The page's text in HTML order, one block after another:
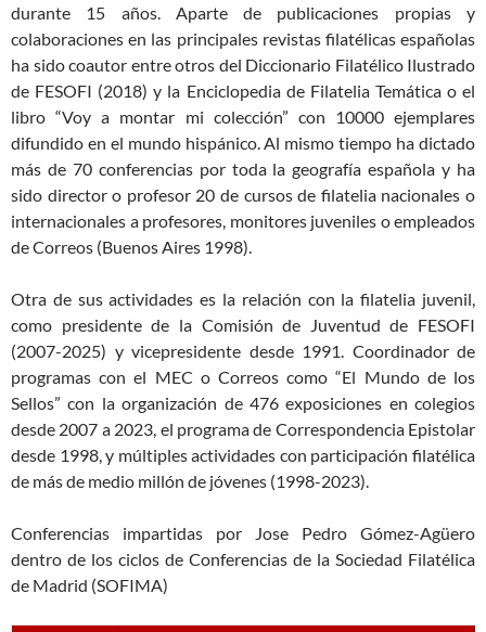
durante 15 años. Aparte de publicaciones propias y
colaboraciones en las principales revistas filatélicas españolas
ha sido coautor entre otros del Diccionario Filatélico Ilustrado
de FESOFI (2018) y la Enciclopedia de Filatelia Temática o el
libro “Voy a montar mi colección” con 10000 ejemplares
difundido en el mundo hispánico. Al mismo tiempo ha dictado
más de 70 conferencias por toda la geografía española y ha
sido director o profesor 20 de cursos de filatelia nacionales o
internacionales a profesores, monitores juveniles o empleados
de Correos (Buenos Aires 1998).
Otra de sus actividades es la relación con la filatelia juvenil,
como presidente de la Comisión de Juventud de FESOFI
(2007-2025) y vicepresidente desde 1991. Coordinador de
programas con el MEC o Correos como “El Mundo de los
Sellos” con la organización de 476 exposiciones en colegios
desde 2007 a 2023, el programa de Correspondencia Epistolar
desde 1998, y múltiples actividades con participación filatélica
de más de medio millón de jóvenes (1998-2023).
Conferencias impartidas por Jose Pedro Gómez-Agüero
dentro de los ciclos de Conferencias de la Sociedad Filatélica
de Madrid (SOFIMA)